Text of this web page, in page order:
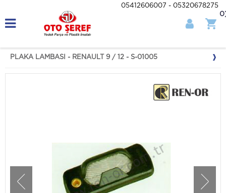
05412606007 - 05320678275
0
PLAKA LAMBASI - RENAULT 9 / 12 - S-01005